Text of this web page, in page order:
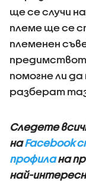
ще се случи
племе ще се
племенен
помогне ли
разберат
Следете
наFacebook
профилана
най-